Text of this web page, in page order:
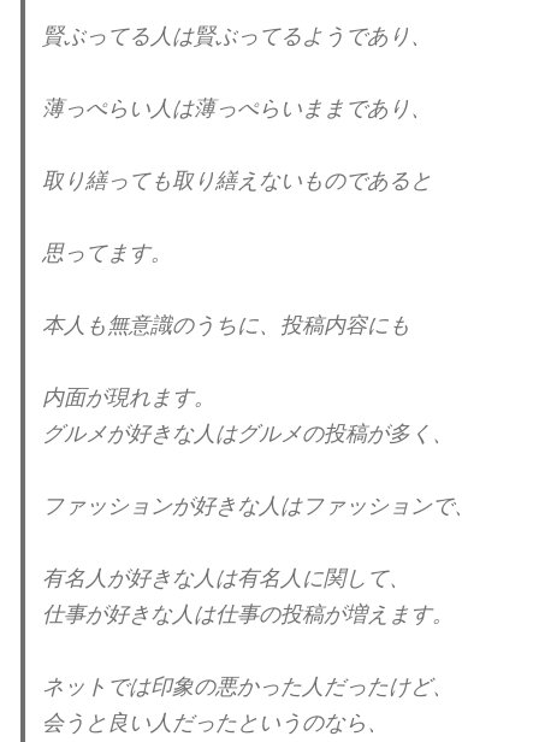
賢ぶってる人は賢ぶってるようであり、
薄っぺらい人は薄っぺらいままであり、
取り繕っても取り繕えないものであると
思ってます。
本人も無意識のうちに、投稿内容にも
内面が現れます。
グルメが好きな人はグルメの投稿が多く、
ファッションが好きな人はファッションで、
有名人が好きな人は有名人に関して、
仕事が好きな人は仕事の投稿が増えます。
ネットでは印象の悪かった人だったけど、
会うと良い人だったというのなら、